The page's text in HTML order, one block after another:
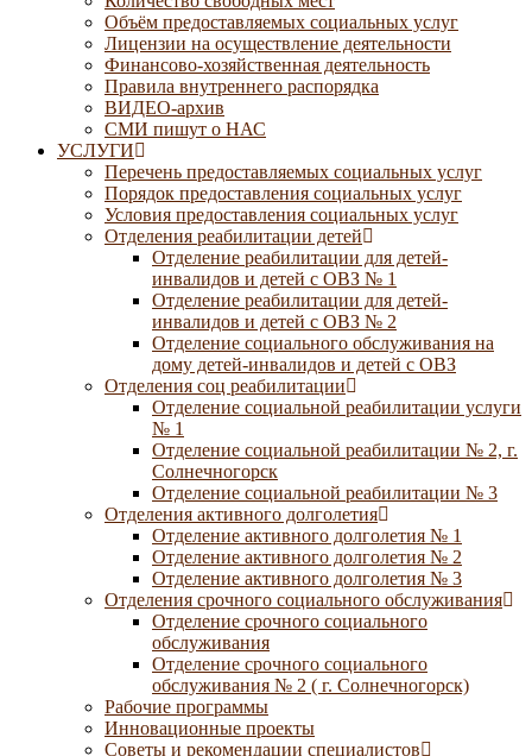
Объём предоставляемых социальных услуг
Лицензии на осуществление деятельности
Финансово-хозяйственная деятельность
Правила внутреннего распорядка
ВИДЕО-архив
СМИ пишут о НАС
УСЛУГИ
Перечень предоставляемых социальных услуг
Порядок предоставления социальных услуг
Условия предоставления социальных услуг
Отделения реабилитации детей
Отделение реабилитации для детей-
инвалидов и детей с ОВЗ № 1
Отделение реабилитации для детей-
инвалидов и детей с ОВЗ № 2
Отделение социального обслуживания на
дому детей-инвалидов и детей с ОВЗ
Отделения соц реабилитации
Отделение социальной реабилитации услуги
№ 1
Отделение социальной реабилитации № 2, г.
Солнечногорск
Отделение социальной реабилитации № 3
Отделения активного долголетия
Отделение активного долголетия № 1
Отделение активного долголетия № 2
Отделение активного долголетия № 3
Отделения срочного социального обслуживания
Отделение срочного социального
обслуживания
Отделение срочного социального
обслуживания № 2 ( г. Солнечногорск)
Рабочие программы
Инновационные проекты
Советы и рекомендации специалистов